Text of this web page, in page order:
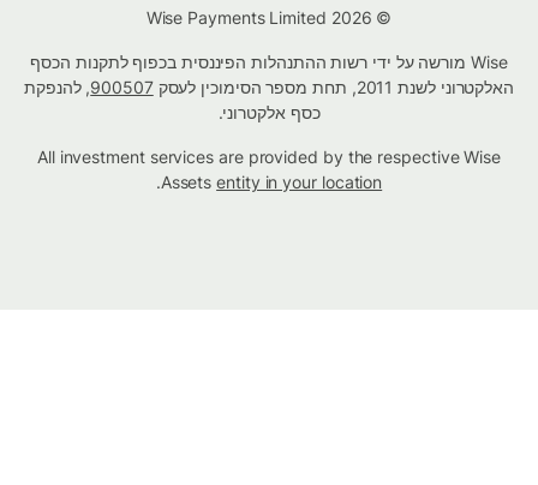
Wise מורשה על ידי רשות ההתנהלות הפיננסית בכפוף לתקנות הכסף
האלקטרוני לשנת 2011, תחת מספר הסימוכין לעסק
900507, להנפקת
כסף אלקטרוני.
All investment services are provided by the respective Wise
Assetsentity in your location
.